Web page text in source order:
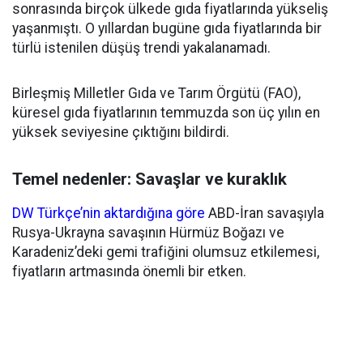
sonrasında birçok ülkede gıda fiyatlarında yükseliş
yaşanmıştı. O yıllardan bugüne gıda fiyatlarında bir
türlü istenilen düşüş trendi yakalanamadı.
Birleşmiş Milletler Gıda ve Tarım Örgütü (FAO),
küresel gıda fiyatlarının temmuzda son üç yılın en
yüksek seviyesine çıktığını bildirdi.
Temel nedenler: Savaşlar ve kuraklık
DW Türkçe’nin aktardığına göre ABD-İran savaşıyla
Rusya-Ukrayna savaşının Hürmüz Boğazı ve
Karadeniz’deki gemi trafiğini olumsuz etkilemesi,
fiyatların artmasında önemli bir etken.